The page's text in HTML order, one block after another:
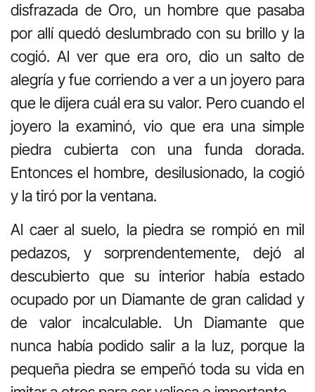
disfrazada de Oro, un hombre que pasaba
por allí quedó deslumbrado con su brillo y la
cogió. Al ver que era oro, dio un salto de
alegría y fue corriendo a ver a un joye­ro para
que le dijera cuál era su valor. Pero cuando el
joyero la examinó, vio que era una simple
piedra cubierta con una funda dorada.
Entonces el hombre, desilusionado, la cogió
y la tiró por la ventana.
Al caer al suelo, la piedra se rompió en mil
pedazos, y sorprendentemen­te, dejó al
descubierto que su interior había estado
ocupado por un Dia­mante de gran calidad y
de valor incalculable. Un Diamante que
nunca había podido salir a la luz, porque la
pequeña piedra se empeñó toda su vida en